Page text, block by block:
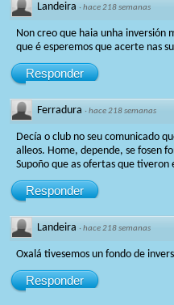
Landeira ·hace 218 semanas
Non creo que haia unha inversión
que é esperemos que acerte nas
Responder
Ferradura ·hace 218 semanas
Decía o club no seu comunicado
alleos. Home, depende, se fosen
Supoño que as ofertas que tiveron
Responder
Landeira ·hace 218 semanas
Oxalá tivesemos un fondo de
Responder